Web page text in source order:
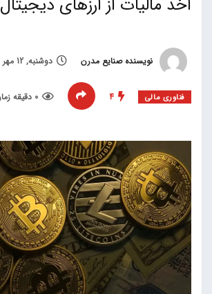
اخذ مالیات از ارزهای دیجیتال
نویسنده صنایع مدرن دوشنبه, 12 مهر 1400, ساعت 9:49
فناوری مالی 4 0 دقیقه زمان مطالعه